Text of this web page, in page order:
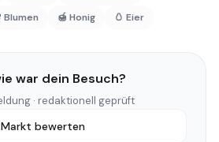
Blumen 🍯 Honig 🥚 Eier
war dein Besuch?
· redaktionell geprüft
Markt bewerten